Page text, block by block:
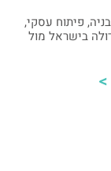
פיתוח עסקי,
בישראל מול